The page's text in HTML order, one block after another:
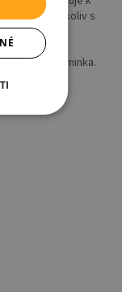
hračku kdekoliv s
kdekoliv.
ke křtu miminka.